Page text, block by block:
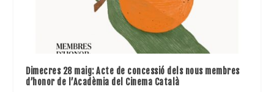
Dimecres 28 maig: Acte de concessió dels nous membres
d’honor de l’Acadèmia del Cinema Català